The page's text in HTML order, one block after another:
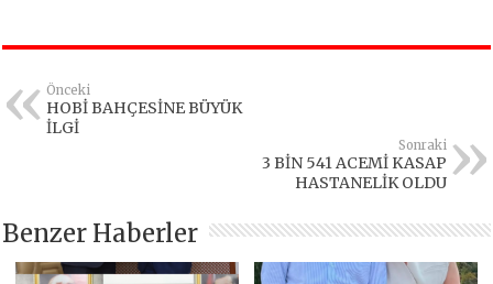
Önceki
HOBİ BAHÇESİNE BÜYÜK
İLGİ
Sonraki
3 BİN 541 ACEMİ KASAP
HASTANELİK OLDU
Benzer Haberler